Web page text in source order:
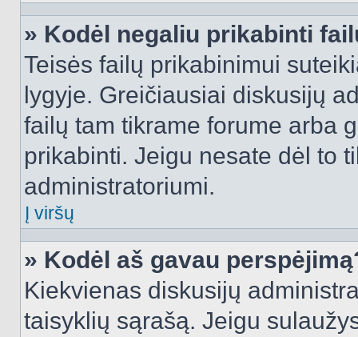
» Kodėl negaliu prikabinti
Teisės failų prikabinimui
lygyje. Greičiausiai diskusijų
failų tam tikrame forume arba
prikabinti. Jeigu nesate dėl to
administratoriumi.
Į viršų
» Kodėl aš gavau
Kiekvienas diskusijų
taisyklių sąrašą. Jeigu